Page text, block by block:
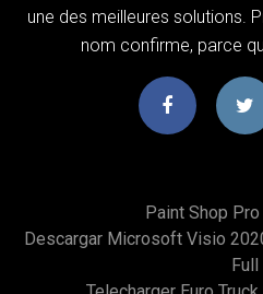
une des meilleures solutions.
nom confirme, parce
Paint Shop
Descargar Microsoft Visio
Full